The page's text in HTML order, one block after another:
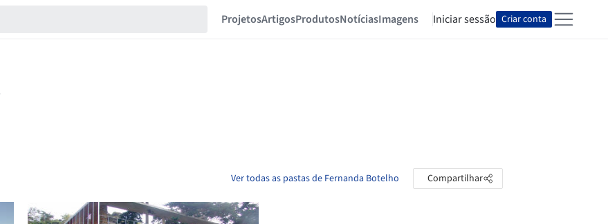
ProjetosArtigosProdutosNotíciasImagens Iniciar sessão Criar conta
Ver todas as pastas de Fernanda Botelho Compartilhar